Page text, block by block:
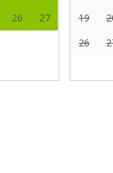
26
27
19
26